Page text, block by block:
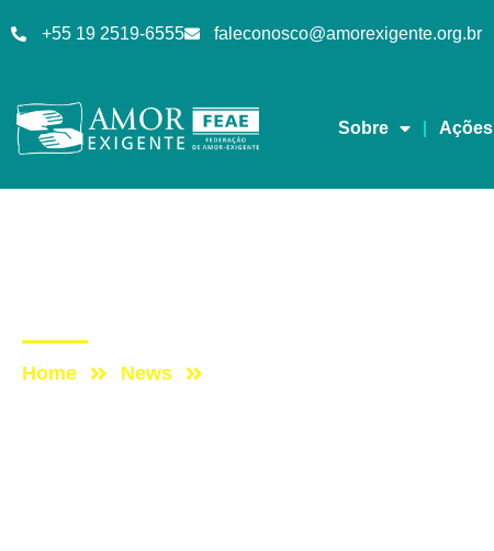
+55 19 2519-6555 faleconosco@amorexigente.org.br
Sobre Ações
Home News